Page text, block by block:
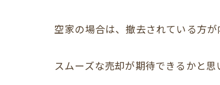
空家の場合は、撤去されている方
スムーズな売却が期待できるかと思